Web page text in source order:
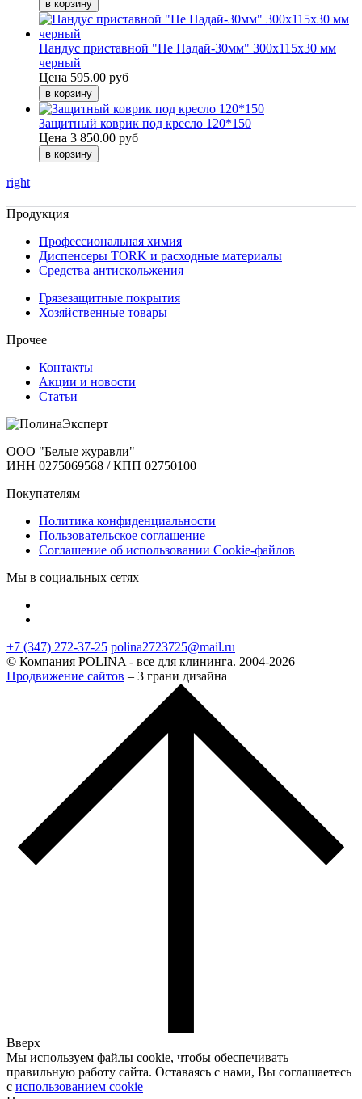
Пандус приставной "Не Падай-30мм" 300х115х30 мм
черный
Цена 595.00 руб
Защитный коврик под кресло 120*150
Цена 3 850.00 руб
right
Продукция
Профессиональная химия
Диспенсеры TORK и расходные материалы
Cредства антискольжения
Грязезащитные покрытия
Хозяйственные товары
Прочее
Контакты
Акции и новости
Статьи
ООО "Белые журавли"
ИНН 0275069568 / КПП 02750100
Покупателям
Политика конфиденциальности
Пользовательское соглашение
Соглашение об использовании Cookie-файлов
Мы в социальных сетях
+7 (347) 272-37-25 polina2723725@mail.ru
© Компания POLINA - все для клининга. 2004-2026
Продвижение сайтов – 3 грани дизайна
Вверх
Мы используем файлы cookie, чтобы обеспечивать
правильную работу сайта. Оставаясь с нами, Вы соглашаетесь
с использованием cookie